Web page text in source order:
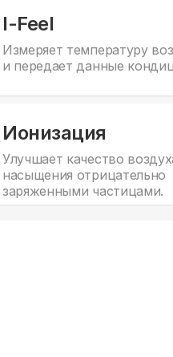
I-Feel
Измеряет температуру
и передает данные
Ионизация
Улучшает качество
насыщения отрицательно
заряженными частицами.